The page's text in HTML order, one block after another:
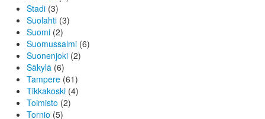
Stadi (3)
Suolahti (3)
Suomi (2)
Suomussalmi (6)
Suonenjoki (2)
Säkylä (6)
Tampere (61)
Tikkakoski (4)
Toimisto (2)
Tornio (5)